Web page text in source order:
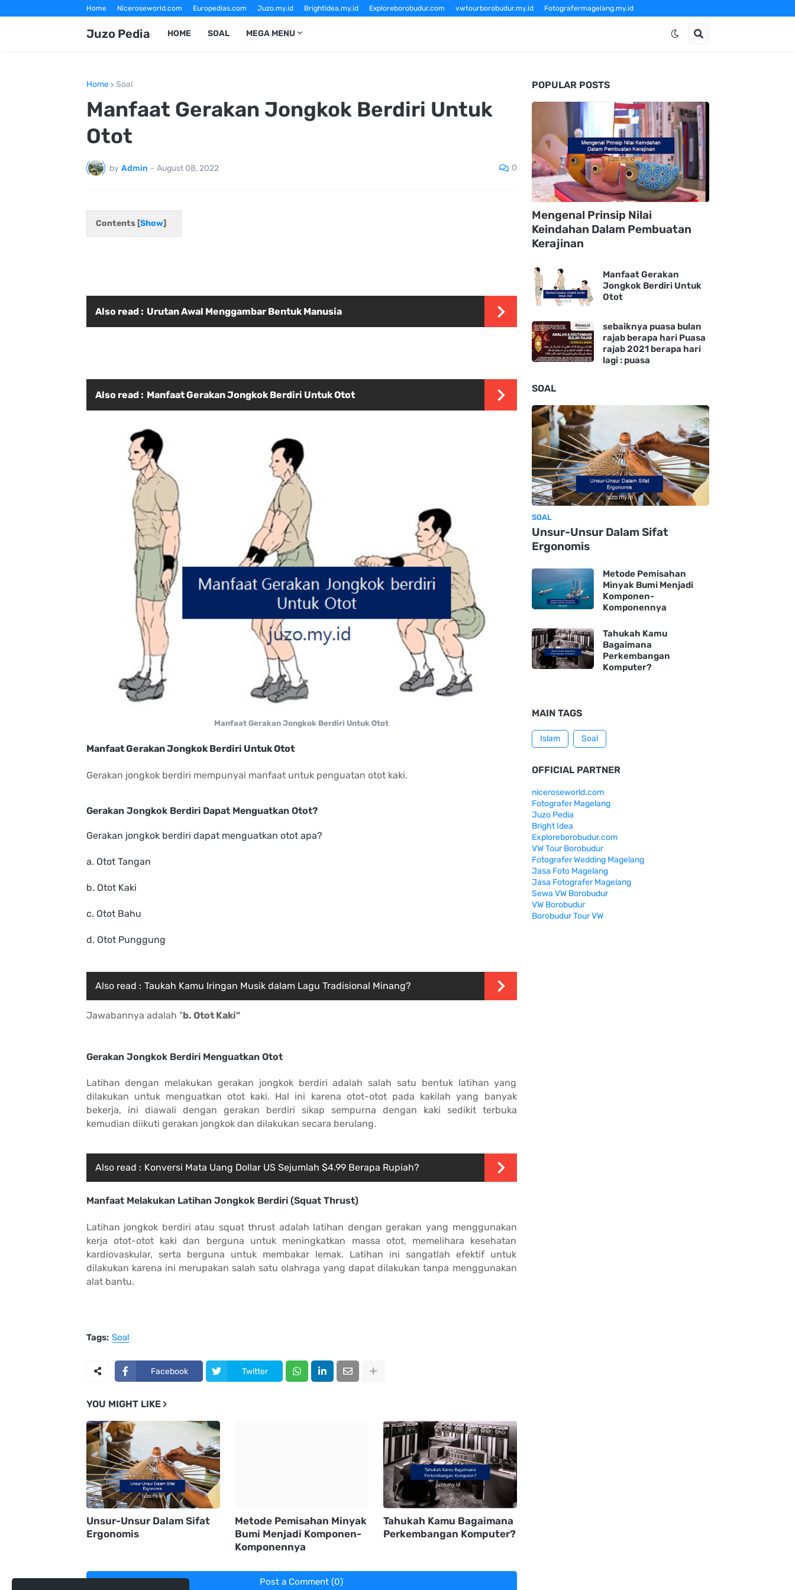
Home Niceroseworld.com Europedias.com Juzo.my.id Brightidea.my.id Exploreborobudur.com vwtourborobudur.my.id
Fotografermagelang.my.id
Juzo Pedia HOME SOAL MEGA MENU
Home Soal
Manfaat Gerakan Jongkok Berdiri Untuk
Otot
by Admin - August 08, 2022 0
Contents [Show]
Also read : Urutan Awal Menggambar Bentuk Manusia
Also read : Manfaat Gerakan Jongkok Berdiri Untuk Otot
Manfaat Gerakan Jongkok Berdiri Untuk Otot
Manfaat Gerakan Jongkok Berdiri Untuk Otot
Gerakan jongkok berdiri mempunyai manfaat untuk penguatan otot kaki.
Gerakan Jongkok Berdiri Dapat Menguatkan Otot?
Gerakan jongkok berdiri dapat menguatkan otot apa?
a. Otot Tangan
b. Otot Kaki
c. Otot Bahu
d. Otot Punggung
Also read : Taukah Kamu Iringan Musik dalam Lagu Tradisional Minang?
Jawabannya adalah "b. Otot Kaki"
Gerakan Jongkok Berdiri Menguatkan Otot
Latihan dengan melakukan gerakan jongkok berdiri adalah salah satu bentuk latihan yang
dilakukan untuk menguatkan otot kaki. Hal ini karena otot-otot pada kakilah yang banyak
bekerja, ini diawali dengan gerakan berdiri sikap sempurna dengan kaki sedikit terbuka
kemudian diikuti gerakan jongkok dan dilakukan secara berulang.
Also read : Konversi Mata Uang Dollar US Sejumlah $4.99 Berapa Rupiah?
Manfaat Melakukan Latihan Jongkok Berdiri (Squat Thrust)
Latihan jongkok berdiri atau squat thrust adalah latihan dengan gerakan yang menggunakan
kerja otot-otot kaki dan berguna untuk meningkatkan massa otot, memelihara kesehatan
kardiovaskular, serta berguna untuk membakar lemak. Latihan ini sangatlah efektif untuk
dilakukan karena ini merupakan salah satu olahraga yang dapat dilakukan tanpa menggunakan
alat bantu.
Tags: Soal
Facebook Twitter
YOU MIGHT LIKE
Unsur-Unsur Dalam Sifat
Ergonomis
Metode Pemisahan Minyak
Bumi Menjadi Komponen-
Komponennya
Tahukah Kamu Bagaimana
Perkembangan Komputer?
Post a Comment (0)
POPULAR POSTS
Mengenal Prinsip Nilai
Keindahan Dalam Pembuatan
Kerajinan
Manfaat Gerakan
Jongkok Berdiri Untuk
Otot
sebaiknya puasa bulan
rajab berapa hari Puasa
rajab 2021 berapa hari
lagi : puasa
SOAL
SOAL
Unsur-Unsur Dalam Sifat
Ergonomis
Metode Pemisahan
Minyak Bumi Menjadi
Komponen-
Komponennya
Tahukah Kamu
Bagaimana
Perkembangan
Komputer?
MAIN TAGS
Islam Soal
OFFICIAL PARTNER
niceroseworld.com
Fotografer Magelang
Juzo Pedia
Bright Idea
Exploreborobudur.com
VW Tour Borobudur
Fotografer Wedding Magelang
Jasa Foto Magelang
Jasa Fotografer Magelang
Sewa VW Borobudur
VW Borobudur
Borobudur Tour VW